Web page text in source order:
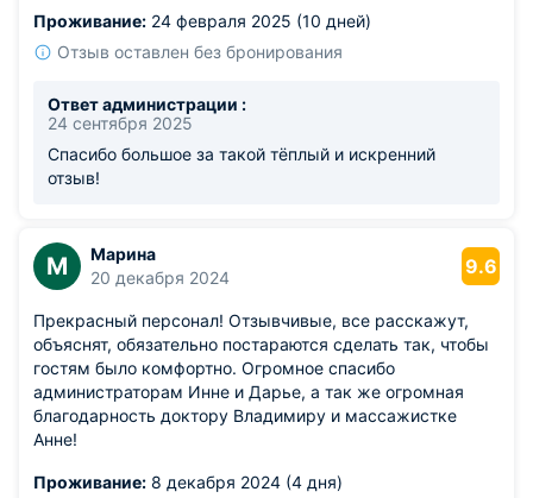
Проживание: 24 февраля 2025 (10 дней)
Отзыв оставлен без бронирования
Ответ администрации :
24 сентября 2025
Спасибо большое за такой тёплый и искренний
отзыв!
М
Марина
20 декабря 2024
9.6
Прекрасный персонал! Отзывчивые, все расскажут,
объяснят, обязательно постараются сделать так, чтобы
гостям было комфортно. Огромное спасибо
администраторам Инне и Дарье, а так же огромная
благодарность доктору Владимиру и массажистке
Анне!
Проживание: 8 декабря 2024 (4 дня)